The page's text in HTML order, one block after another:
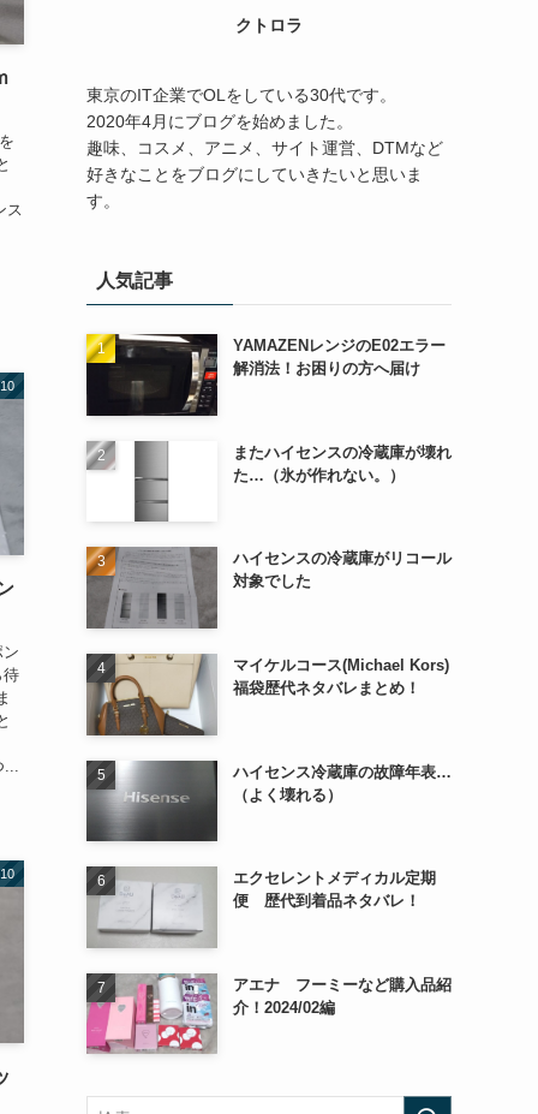
ス
待
クトロラ
東京のIT企業でOLをしている30代です。
2020年4月にブログを始めました。
趣味、コスメ、アニメ、サイト運営、DTMなど
好きなことをブログにしていきたいと思いま
す。
人気記事
YAMAZENレンジのE02エラー
解消法！お困りの方へ届け
またハイセンスの冷蔵庫が壊れ
た…（氷が作れない。）
ハイセンスの冷蔵庫がリコール
対象でした
マイケルコース(Michael Kors)
福袋歴代ネタバレまとめ！
ハイセンス冷蔵庫の故障年表…
（よく壊れる）
エクセレントメディカル定期
便 歴代到着品ネタバレ！
アエナ フーミーなど購入品紹
介！2024/02編